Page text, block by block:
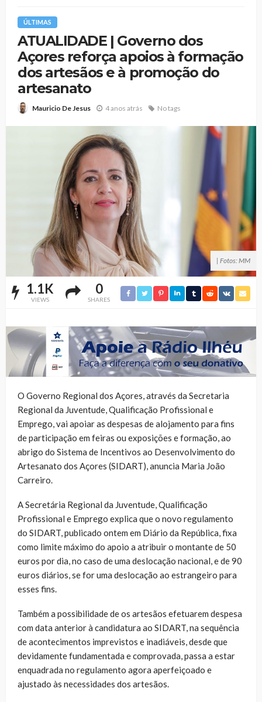
ÚLTIMAS
ATUALIDADE | Governo dos
Açores reforça apoios à formação
dos artesãos e à promoção do
artesanato
Mauricio De Jesus 4 anos atrás No tags
| Fotos: MM
1.1K
VIEWS
0
SHARES
O Governo Regional dos Açores, através da Secretaria
Regional da Juventude, Qualificação Profissional e
Emprego, vai apoiar as despesas de alojamento para fins
de participação em feiras ou exposições e formação, ao
abrigo do Sistema de Incentivos ao Desenvolvimento do
Artesanato dos Açores (SIDART), anuncia Maria João
Carreiro.
A Secretária Regional da Juventude, Qualificação
Profissional e Emprego explica que o novo regulamento
do SIDART, publicado ontem em Diário da República, fixa
como limite máximo do apoio a atribuir o montante de 50
euros por dia, no caso de uma deslocação nacional, e de 90
euros diários, se for uma deslocação ao estrangeiro para
esses fins.
Também a possibilidade de os artesãos efetuarem despesa
com data anterior à candidatura ao SIDART, na sequência
de acontecimentos imprevistos e inadiáveis, desde que
devidamente fundamentada e comprovada, passa a estar
enquadrada no regulamento agora aperfeiçoado e
ajustado às necessidades dos artesãos.